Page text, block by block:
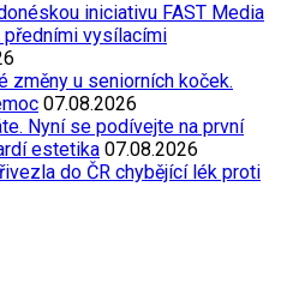
iniciativu FAST Media
vysílacími
změny u seniorních koček.
07.08.2026
Nyní se podívejte na první
estetika 07.08.2026
do ČR chybějící lék proti